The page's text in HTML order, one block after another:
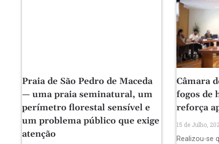
Praia de São Pedro de Maceda
— uma praia seminatural, um
perímetro florestal sensível e
um problema público que exige
atenção
Câmara
fogos de
reforça
15 de Julho,
Realizou-se